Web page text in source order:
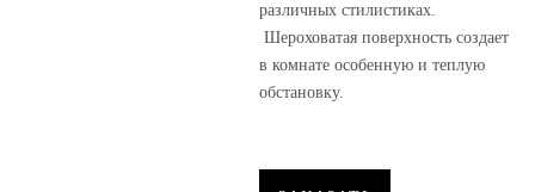
различных стилистиках.
Шероховатая поверхность создает
в комнате особенную и теплую
обстановку.